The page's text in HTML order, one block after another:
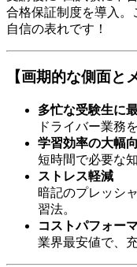
合格保証制度を導入
自信の表れです！
【画期的な側面と
多忙な受験生に
ドライバー業務
学習効率の大幅
短時間で必要な
ストレス軽減
暗記のプレッシ
習法。
コストパフォー
業界最安値で、